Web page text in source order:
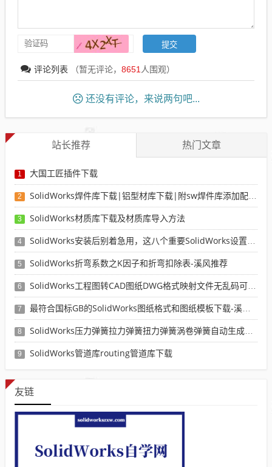
评论列表 （暂无评论， 8651 人围观）
还没有评论，来说两句吧...
站长推荐 热门文章
1 大国工匠插件下载
2 SolidWorks焊件库下载|铝型材库下载|附sw焊件库添加配置使用教程
3 SolidWorks材质库下载及材质库导入方法
4 SolidWorks安装后别着急用，这八个重要SolidWorks设置可以提高你的画图效率
5 SolidWorks折弯系数之K因子和折弯扣除表-溪风推荐
6 SolidWorks工程图转CAD图纸DWG格式映射文件无乱码可分层-溪风亲测推荐
7 最符合国标GB的SolidWorks图纸格式和图纸模板下载-溪风专用版
8 SolidWorks压力弹簧拉力弹簧扭力弹簧涡卷弹簧自动生成宏程序下载
9 SolidWorks管道库routing管道库下载
友链